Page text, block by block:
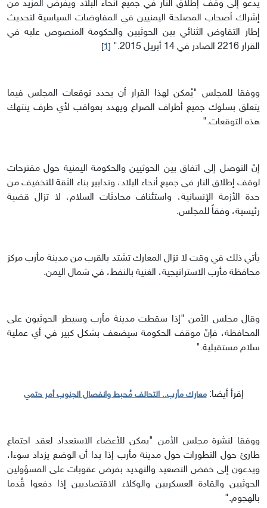
يدعو إلى وقف إطلاق النار في جميع أنحاء البلاد ويفرض المزيد من
إشراك أصحاب المصلحة اليمنيين في المفاوضات السياسية لتحديث
إطار التفاوض الثنائي بين الحوثيين والحكومة المنصوص عليه في
القرار 2216 الصادر في 14 أبريل 2015."
[
1
]
ووفقا للمجلس "يُمكن لهذا القرار أن يحدد توقعات المجلس فيما
يتعلق بسلوك جميع أطراف الصراع ويهدد بعواقب لأي طرف ينتهك
هذه التوقعات."
إنّ التوصل إلى اتفاق بين الحوثيين والحكومة اليمنية حول مقترحات
لوقف إطلاق النار في جميع أنحاء البلاد، وتدابير بناء الثقة للتخفيف من
حدة الأزمة الإنسانية، واستئناف محادثات السلام، لا تزال قضية
رئيسية، وفقاً للمجلس.
يأتي ذلك في وقت لا تزال المعارك تشتد بالقرب من مدينة مأرب مركز
محافظة مأرب الاستراتيجية، الغنية بالنفط، في شمال اليمن.
وقال مجلس الأمن "إذا سقطت مدينة مأرب وسيطر الحوثيون على
المحافظة، فإنّ موقف الحكومة سيضعف بشكل كبير في أي عملية
سلام مستقبلية."
إقرأ أيضا:معارك مأرب.. التحالف مُحبط وانفصال الجنوب أمر حتمي
ووفقا لنشرة مجلس الأمن "يمكن للأعضاء الاستعداد لعقد اجتماع
طارئ حول التطورات حول مدينة مأرب إذا بدا أن الوضع يزداد سوءا،
ويدعون إلى خفض التصعيد والتهديد بفرض عقوبات على المسؤولين
الحوثيين والقادة العسكريين والوكلاء الاقتصاديين إذا دفعوا قُدما
بالهجوم."